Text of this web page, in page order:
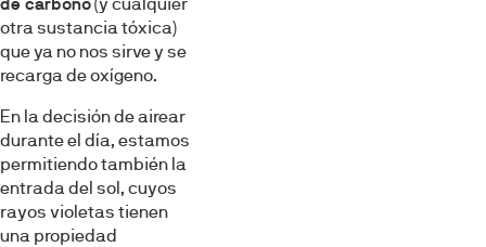
Esta página web usa cookies
otra sustancia tóxica)
que ya no nos sirve y se
recarga de oxígeno.
En la decisión de airear
durante el día, estamos
permitiendo también la
entrada del sol, cuyos
rayos violetas tienen
una propiedad